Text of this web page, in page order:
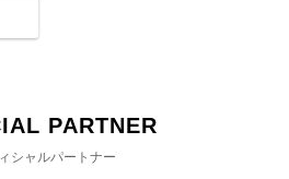
PARTNER
シャルパートナー